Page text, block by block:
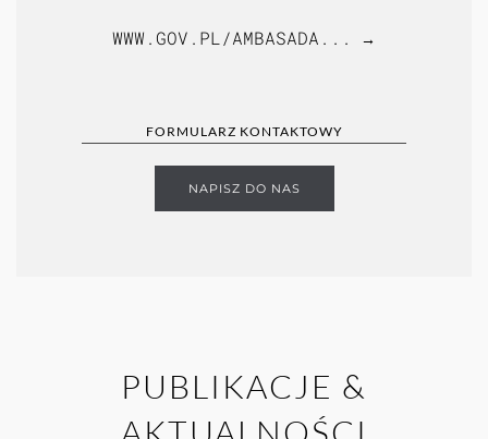
WWW.GOV.PL/AMBASADA... →
FORMULARZ KONTAKTOWY
NAPISZ DO NAS
PUBLIKACJE &